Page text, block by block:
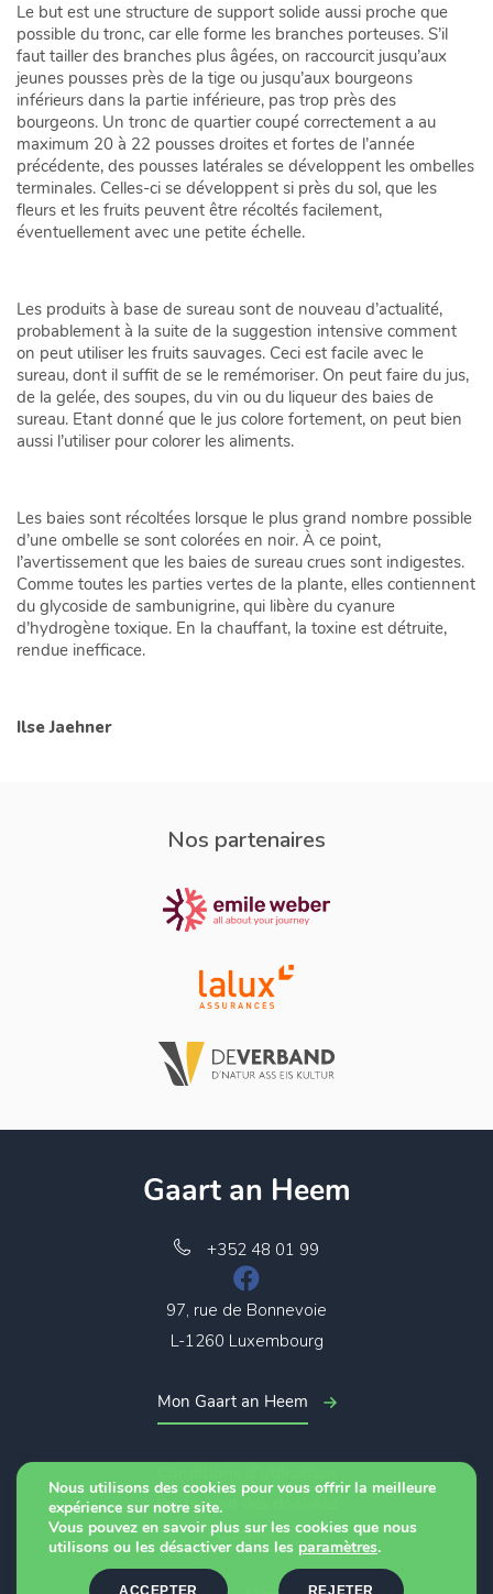
Le but est une structure de support solide aussi proche que
possible du tronc, car elle forme les branches porteuses. S’il
faut tailler des branches plus âgées, on raccourcit jusqu’aux
jeunes pousses près de la tige ou jusqu’aux bourgeons
inférieurs dans la partie inférieure, pas trop près des
bourgeons. Un tronc de quartier coupé correctement a au
maximum 20 à 22 pousses droites et fortes de l’année
précédente, des pousses latérales se développent les ombelles
terminales. Celles-ci se développent si près du sol, que les
fleurs et les fruits peuvent être récoltés facilement,
éventuellement avec une petite échelle.
Les produits à base de sureau sont de nouveau d’actualité,
probablement à la suite de la suggestion intensive comment
on peut utiliser les fruits sauvages. Ceci est facile avec le
sureau, dont il suffit de se le remémoriser. On peut faire du jus,
de la gelée, des soupes, du vin ou du liqueur des baies de
sureau. Etant donné que le jus colore fortement, on peut bien
aussi l’utiliser pour colorer les aliments.
Les baies sont récoltées lorsque le plus grand nombre possible
d’une ombelle se sont colorées en noir. À ce point,
l’avertissement que les baies de sureau crues sont indigestes.
Comme toutes les parties vertes de la plante, elles contiennent
du glycoside de sambunigrine, qui libère du cyanure
d’hydrogène toxique. En la chauffant, la toxine est détruite,
rendue inefficace.
Ilse Jaehner
Nos partenaires
Gaart an Heem
+352 48 01 99
97, rue de Bonnevoie
L-1260 Luxembourg
Mon Gaart an Heem
Protection des données
Cookies
Nous utilisons des cookies pour vous offrir la meilleure
expérience sur notre site.
Vous pouvez en savoir plus sur les cookies que nous
utilisons ou les désactiver dans les paramètres.
ACCEPTER REJETER